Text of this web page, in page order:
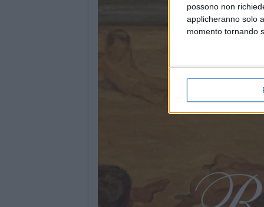
possono non
applicheranno solo
momento tornando